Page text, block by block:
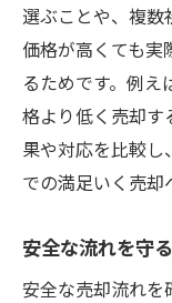
選ぶことや、複数
価格が高くても実
るためです。例
格より低く売却す
果や対応を比較
での満足いく売却
安全な流れを守
安全な売却流れ